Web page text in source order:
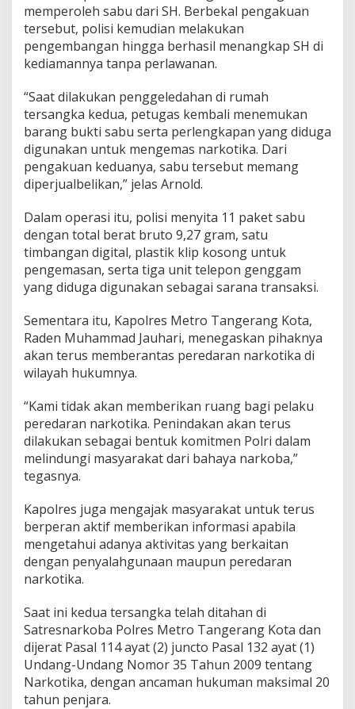
memperoleh sabu dari SH. Berbekal pengakuan
tersebut, polisi kemudian melakukan
pengembangan hingga berhasil menangkap SH di
kediamannya tanpa perlawanan.
“Saat dilakukan penggeledahan di rumah
tersangka kedua, petugas kembali menemukan
barang bukti sabu serta perlengkapan yang diduga
digunakan untuk mengemas narkotika. Dari
pengakuan keduanya, sabu tersebut memang
diperjualbelikan,” jelas Arnold.
Dalam operasi itu, polisi menyita 11 paket sabu
dengan total berat bruto 9,27 gram, satu
timbangan digital, plastik klip kosong untuk
pengemasan, serta tiga unit telepon genggam
yang diduga digunakan sebagai sarana transaksi.
Sementara itu, Kapolres Metro Tangerang Kota,
Raden Muhammad Jauhari, menegaskan pihaknya
akan terus memberantas peredaran narkotika di
wilayah hukumnya.
“Kami tidak akan memberikan ruang bagi pelaku
peredaran narkotika. Penindakan akan terus
dilakukan sebagai bentuk komitmen Polri dalam
melindungi masyarakat dari bahaya narkoba,”
tegasnya.
Kapolres juga mengajak masyarakat untuk terus
berperan aktif memberikan informasi apabila
mengetahui adanya aktivitas yang berkaitan
dengan penyalahgunaan maupun peredaran
narkotika.
Saat ini kedua tersangka telah ditahan di
Satresnarkoba Polres Metro Tangerang Kota dan
dijerat Pasal 114 ayat (2) juncto Pasal 132 ayat (1)
Undang-Undang Nomor 35 Tahun 2009 tentang
Narkotika, dengan ancaman hukuman maksimal 20
tahun penjara.